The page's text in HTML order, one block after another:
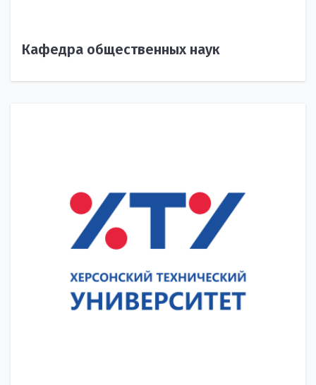
Кафедра общественных наук